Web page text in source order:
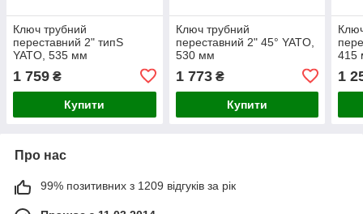
Ключ трубний
переставний 2" типS
YATO, 535 мм
1 759 ₴
Купити
Ключ трубний
переставний 2" 45° YATO,
530 мм
1 773₴
Купити
415
1
Про нас
99% позитивних з 1209 відгуків за рік